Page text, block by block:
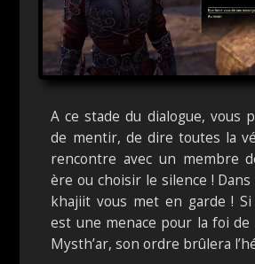
A ce stade du dialogue, vous
de mentir, de dire toutes la
rencontre avec un membre
ère ou choisir le silence !
khajiit vous met en garde ! Si
est une menace pour la foi de
Mysth’ar, son ordre brûlera